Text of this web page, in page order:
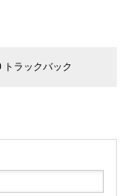
トラックバック